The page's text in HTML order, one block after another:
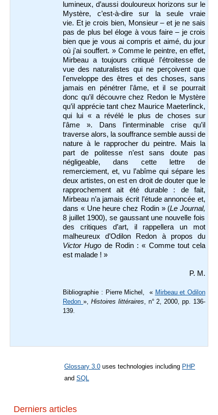
lumineux, d’aussi douloureux horizons sur le
Mystère, c’est-à-dire sur la seule vraie
vie. Et je crois bien, Monsieur – et je ne sais
pas de plus bel éloge à vous faire – je crois
bien que je vous ai compris et aimé, du jour
où j'ai souffert. » Comme le peintre, en effet,
Mirbeau a toujours critiqué l'étroitesse de
vue des naturalistes qui ne perçoivent que
l'enveloppe des êtres et des choses, sans
jamais en pénétrer l'âme, et il se pourrait
donc qu’il découvre chez Redon le Mystère
qu’il apprécie tant chez Maurice Maeterlinck,
qui lui « a révélé le plus de choses sur
l'âme ». Dans l’interminable crise qu’il
traverse alors, la souffrance semble aussi de
nature à le rapprocher du peintre. Mais la
part de politesse n’est sans doute pas
négligeable, dans cette lettre de
remerciement, et, vu l’abîme qui sépare les
deux artistes, on est en droit de douter que le
rapprochement ait été durable : de fait,
Mirbeau n’a jamais écrit l’étude annoncée et,
dans « Une heure chez Rodin » (Le Journal,
8 juillet 1900), se gaussant une nouvelle fois
des critiques d’art, il rappellera un mot
malheureux d’Odilon Redon à propos du
Victor Hugo de Rodin : « Comme tout cela
est malade ! »
P. M.
Bibliographie : Pierre Michel, « Mirbeau et Odilon
Redon », Histoires littéraires, n° 2, 2000, pp. 136-
139.
Glossary 3.0 uses technologies including PHP
and SQL
Derniers articles